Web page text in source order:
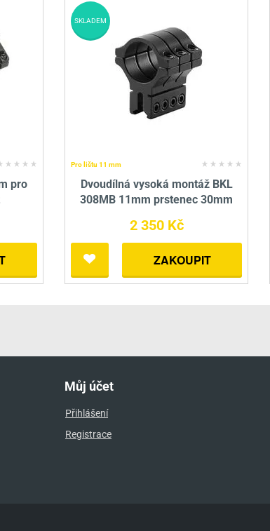
pro
Pro lištu 11 mm
Dvoudílná vysoká montáž BKL
308MB 11mm prstenec 30mm
2 350 Kč
ZAKOUPIT
SKLADEM
Můj účet
Přihlášení
Registrace